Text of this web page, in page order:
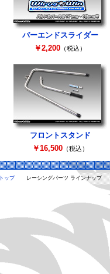
バーエンドスライダー
￥2,200 （税込）
フロントスタンド
￥16,500（税込）
トップ レーシングパーツ ラインナップ